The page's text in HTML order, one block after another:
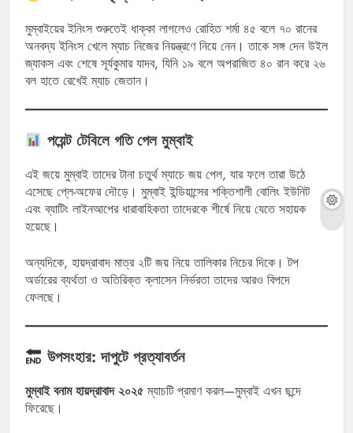
মুম্বাইয়ের ইনিংস শুরুতেই ধাক্কা লাগলেও রোহিত শর্মা ৪৫ বলে ৭০ রানের
অনবদ্য ইনিংস খেলে ম্যাচ নিজের নিয়ন্ত্রণে নিয়ে নেন। তাকে সঙ্গ দেন উইল
জ্যাকস এবং শেষে সূর্যকুমার যাদব, যিনি ১৯ বলে অপরাজিত ৪০ রান করে ২৬
বল হাতে রেখেই ম্যাচ জেতান।
পয়েন্ট টেবিলে গতি পেল মুম্বাই
এই জয়ে মুম্বাই তাদের টানা চতুর্থ ম্যাচে জয় পেল, যার ফলে তারা উঠে
এসেছে প্লে-অফের দৌড়ে। মুম্বাই ইন্ডিয়ান্সের শক্তিশালী বোলিং ইউনিট
এবং ব্যাটিং লাইনআপের ধারাবাহিকতা তাদেরকে শীর্ষে নিয়ে যেতে সহায়ক
হয়েছে।
অন্যদিকে, হায়দ্রাবাদ মাত্র ২টি জয় নিয়ে তালিকার নিচের দিকে। টপ
অর্ডারের ব্যর্থতা ও অতিরিক্ত ক্লাসেন নির্ভরতা তাদের আরও বিপদে
ফেলছে।
উপসংহার: দাপুটে প্রত্যাবর্তন
মুম্বাই বনাম হায়দ্রাবাদ ২০২৫ম্যাচটি প্রমাণ করল—মুম্বাই এখন ছন্দে
ফিরেছে।